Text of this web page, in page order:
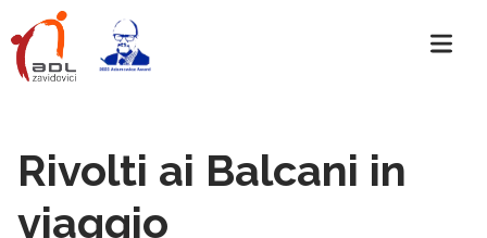
Rivolti ai Balcani in
viaggio